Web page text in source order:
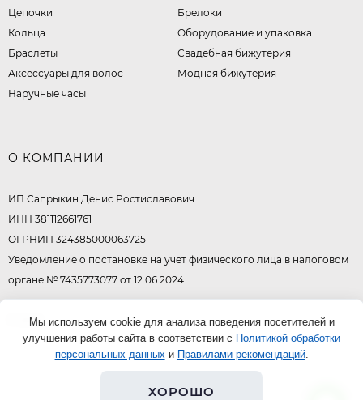
Цепочки
Кольца
Браслеты
Аксессуары для волос
Наручные часы
Брелоки
Оборудование и упаковка
Свадебная бижутерия
Модная бижутерия
О КОМПАНИИ
ИП Сапрыкин Денис Ростиславович
ИНН 381112661761
ОГРНИП 324385000063725
Уведомление о постановке на учет физического лица в налоговом
органе № 7435773077 от 12.06.2024
© 2026Мы используем cookie для анализа поведения посетителей и
улучшения работы сайта в соответствии с Политикой обработки
персональных данных и Правилами рекомендаций.
ХОРОШО